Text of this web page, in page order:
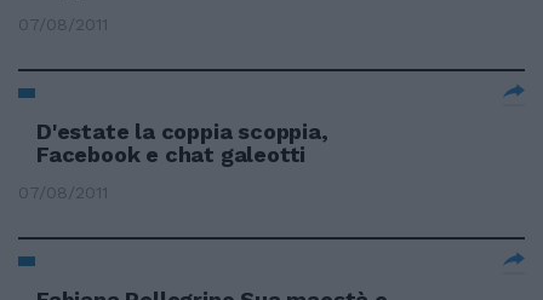
07/08/2011
D'estate la coppia scoppia,
Facebook e chat galeotti
07/08/2011